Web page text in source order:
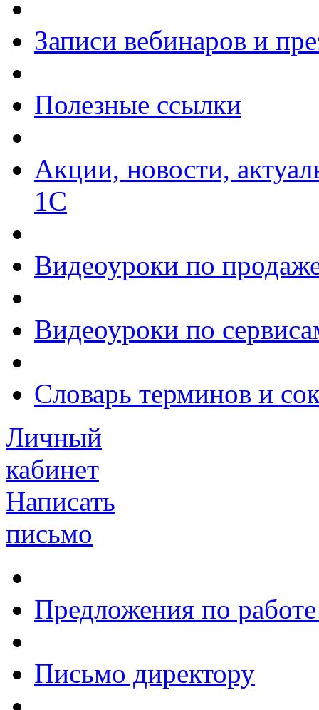
Записи вебинаров и
Полезные ссылки
Акции, новости,
1С
Видеоуроки по
Видеоуроки по
Словарь терминов и
Личный
кабинет
Написать
письмо
Предложения по работе
Письмо директору